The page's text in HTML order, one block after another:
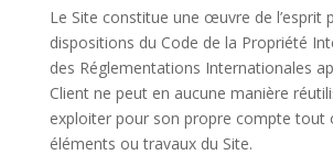
Le Site constitue une œuvre de l’esprit
dispositions du Code de la Propriété
des Réglementations Internationales
Client ne peut en aucune manière
exploiter pour son propre compte tout
éléments ou travaux du Site.